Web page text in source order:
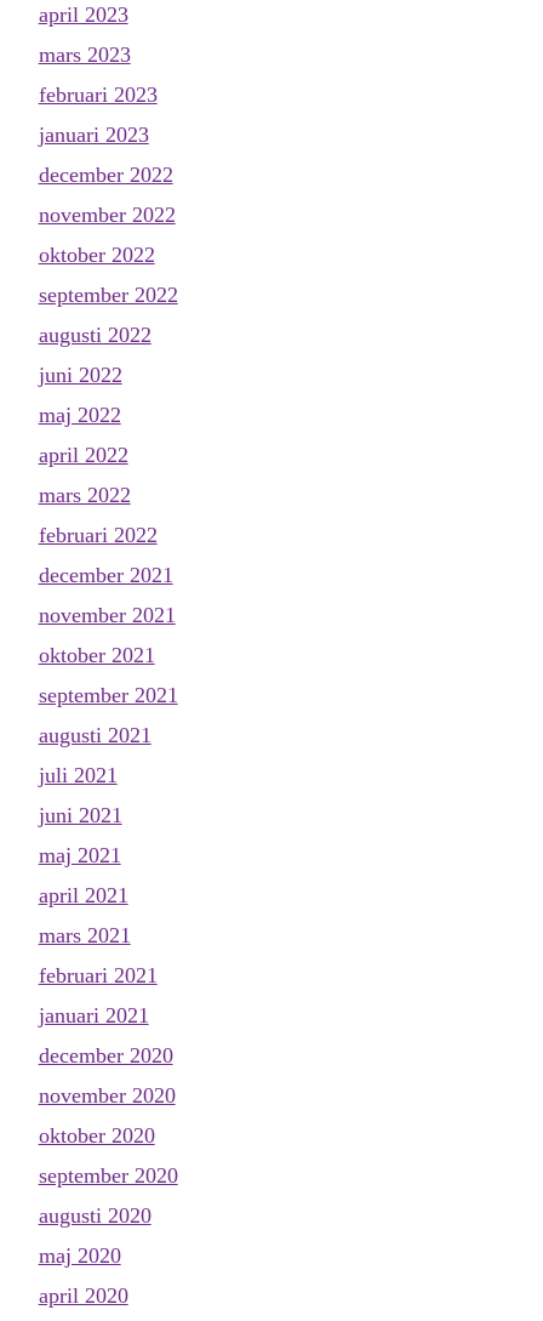
april 2023
mars 2023
februari 2023
januari 2023
december 2022
november 2022
oktober 2022
september 2022
augusti 2022
juni 2022
maj 2022
april 2022
mars 2022
februari 2022
december 2021
november 2021
oktober 2021
september 2021
augusti 2021
juli 2021
juni 2021
maj 2021
april 2021
mars 2021
februari 2021
januari 2021
december 2020
november 2020
oktober 2020
september 2020
augusti 2020
maj 2020
april 2020